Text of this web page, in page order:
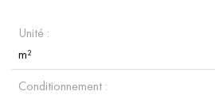
Unité :
m²
Conditionnement :